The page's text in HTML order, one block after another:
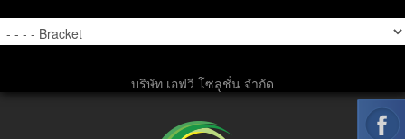
บริษัท เอฟวี โซลูชั่น จำกัด